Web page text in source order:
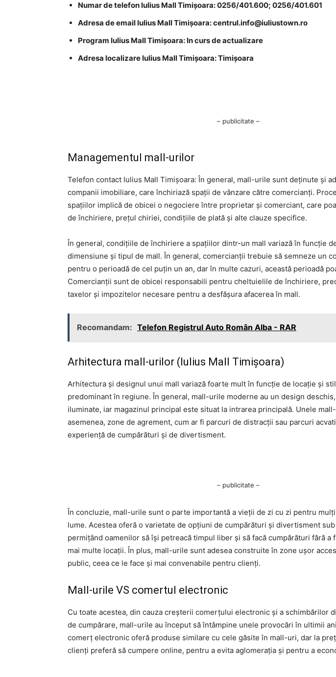
Numar de telefon Iulius Mall Timișoara: 0256/401.600; 0256/401.601
Adresa de email Iulius Mall Timișoara:centrul.info@iuliustown.ro
Program Iulius Mall Timișoara: In curs de actualizare
Adresa localizare Iulius Mall Timișoara: Timișoara
– publicitate –
Managementul mall-urilor
Telefon contact Iulius Mall Timișoara: În general, mall-urile sunt deținute și
companii imobiliare, care închiriază spații de vânzare către comercianți.
spațiilor implică de obicei o negociere între proprietar și comerciant, care
de închiriere, prețul chiriei, condițiile de plată și alte clauze specifice.
În general, condițiile de închiriere a spațiilor dintr-un mall variază în funcție
dimensiune și tipul de mall. În general, comercianții trebuie să semneze un
pentru o perioadă de cel puțin un an, dar în multe cazuri, această perioadă
Comercianții sunt de obicei responsabili pentru cheltuielile de închiriere,
taxelor și impozitelor necesare pentru a desfășura afacerea în mall.
Recomandam: Telefon Registrul Auto Român Alba - RAR
Arhitectura mall-urilor (Iulius Mall Timișoara)
Arhitectura și designul unui mall variază foarte mult în funcție de locație și
predominant în regiune. În general, mall-urile moderne au un design
iluminate, iar magazinul principal este situat la intrarea principală. Unele
asemenea, zone de agrement, cum ar fi parcuri de distracții sau parcuri
experiență de cumpărături și de divertisment.
– publicitate –
În concluzie, mall-urile sunt o parte importantă a vieții de zi cu zi pentru
lume. Acestea oferă o varietate de opțiuni de cumpărături și divertisment
permițând oamenilor să își petreacă timpul liber și să facă cumpărături fără a
mai multe locații. În plus, mall-urile sunt adesea construite în zone ușor
public, ceea ce le face și mai convenabile pentru clienți.
Mall-urile VS comertul electronic
Cu toate acestea, din cauza creșterii comerțului electronic și a schimbărilor
de cumpărare, mall-urile au început să întâmpine unele provocări în ultimii
comerț electronic oferă produse similare cu cele găsite în mall-uri, dar la
clienți preferă să cumpere online, pentru a evita aglomerația și pentru a